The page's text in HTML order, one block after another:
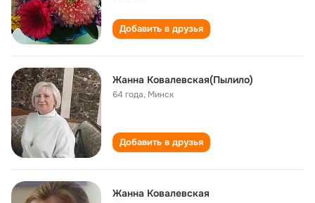
Добавить в друзья
Жанна Ковалевская(Пылило)
64 года, Минск
Добавить в друзья
Жанна Ковалевская